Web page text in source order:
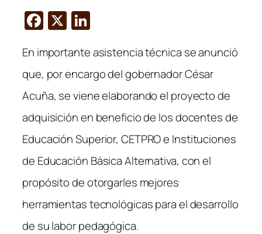
F
c
e
b
o
o
k
X
k
e
dI
n
En importante asistencia técnica se anunció
que, por encargo del gobernador César
Acuña, se viene elaborando el proyecto de
adquisición en beneficio de los docentes de
Educación Superior, CETPRO e Instituciones
de Educación Básica Alternativa, con el
propósito de otorgarles mejores
herramientas tecnológicas para el desarrollo
de su labor pedagógica.